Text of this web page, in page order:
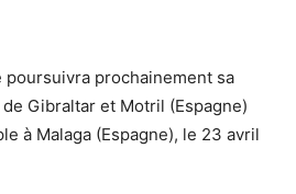
poursuivra prochainement sa
Gibraltar et Motril (Espagne)
à Malaga (Espagne), le 23 avril